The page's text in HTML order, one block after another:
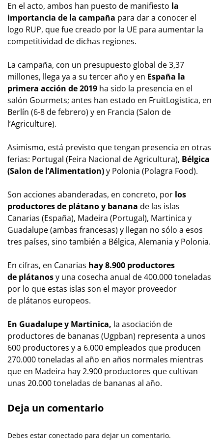
En el acto, ambos han puesto de manifiesto la
importancia de la campaña para dar a conocer el
logo RUP, que fue creado por la UE para aumentar la
competitividad de dichas regiones.
La campaña, con un presupuesto global de 3,37
millones, llega ya a su tercer año y en España la
primera acción de 2019 ha sido la presencia en el
salón Gourmets; antes han estado en FruitLogistica, en
Berlín (6-8 de febrero) y en Francia (Salon de
l’Agriculture).
Asimismo, está previsto que tengan presencia en otras
ferias: Portugal (Feira Nacional de Agricultura), Bélgica
(Salon de l’Alimentation)y Polonia (Polagra Food).
Son acciones abanderadas, en concreto, por los
productores de plátano y banana de las islas
Canarias (España), Madeira (Portugal), Martinica y
Guadalupe (ambas francesas) y llegan no sólo a esos
tres países, sino también a Bélgica, Alemania y Polonia.
En cifras, en Canarias hay 8.900 productores
de plátanosy una cosecha anual de 400.000 toneladas
por lo que estas islas son el mayor proveedor
de plátanos europeos.
En Guadalupe y Martinica, la asociación de
productores de bananas (Ugpban) representa a unos
600 productores y a 6.000 empleados que producen
270.000 toneladas al año en años normales mientras
que en Madeira hay 2.900 productores que cultivan
unas 20.000 toneladas de bananas al año.
Deja un comentario
Debes estar conectado para dejar un comentario.